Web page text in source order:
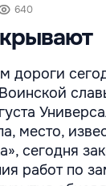
640
дороги
место,
сегодня
работ по